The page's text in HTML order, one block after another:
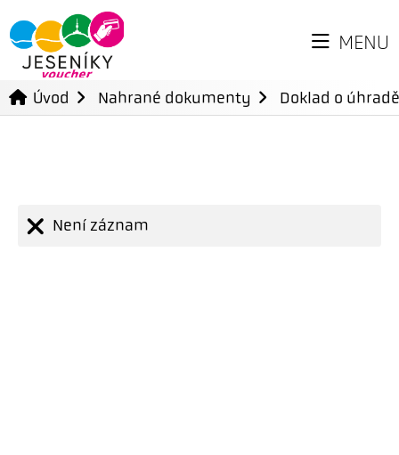
MENU
Úvod Nahrané dokumenty Doklad o
Není záznam